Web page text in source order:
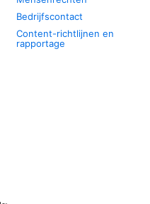
Bedrijfscontact
Content-richtlijnen en
rapportage